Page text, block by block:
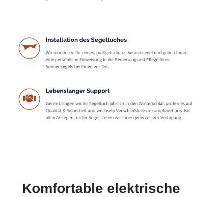
Komfortable elektrische